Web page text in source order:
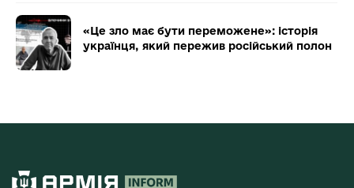
«Це зло має бути переможене»: історія
українця, який пережив російський полон